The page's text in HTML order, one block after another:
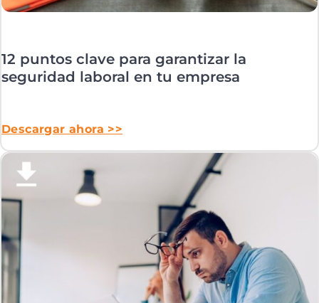
12 puntos clave para garantizar la
seguridad laboral en tu empresa
Descargar ahora >>